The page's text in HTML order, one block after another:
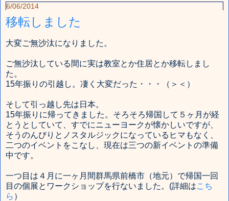
6/06/2014
移転しました
大変ご無沙汰になりました。
ご無沙汰している間に実は教室とか住居とか移転しまし
た。
15年振りの引越し。凄く大変だった・・・（＞＜）
そして引っ越し先は日本。
15年振りに帰ってきました。そろそろ帰国して５ヶ月が経
とうとしていて、すでにニューヨークが懐かしいですが、
そうのんびりとノスタルジックになっているヒマもなく、
二つのイベントをこなし、現在は三つの新イベントの準備
中です。
一つ目は４月に一ヶ月間群馬県前橋市（地元）で帰国一回
目の個展とワークショップを行ないました。(詳細はこち
ら ）